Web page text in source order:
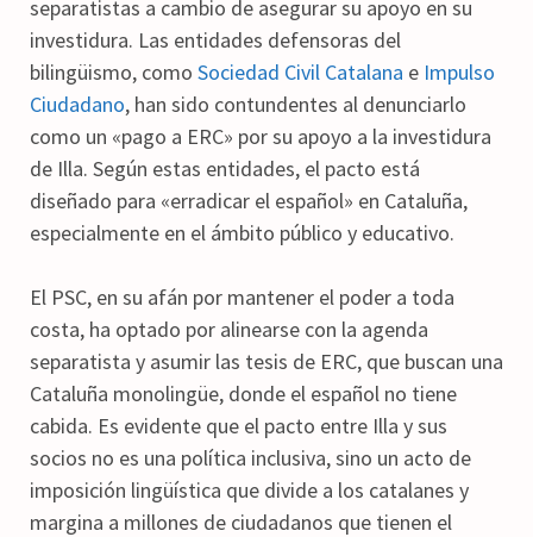
separatistas a cambio de asegurar su apoyo en su
investidura. Las entidades defensoras del
bilingüismo, como Sociedad Civil Catalana e Impulso
Ciudadano, han sido contundentes al denunciarlo
como un «pago a ERC» por su apoyo a la investidura
de Illa. Según estas entidades, el pacto está
diseñado para «erradicar el español» en Cataluña,
especialmente en el ámbito público y educativo.
El PSC, en su afán por mantener el poder a toda
costa, ha optado por alinearse con la agenda
separatista y asumir las tesis de ERC, que buscan una
Cataluña monolingüe, donde el español no tiene
cabida. Es evidente que el pacto entre Illa y sus
socios no es una política inclusiva, sino un acto de
imposición lingüística que divide a los catalanes y
margina a millones de ciudadanos que tienen el